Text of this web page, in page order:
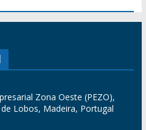
Zona Oeste (PEZO),
Lobos, Madeira, Portugal